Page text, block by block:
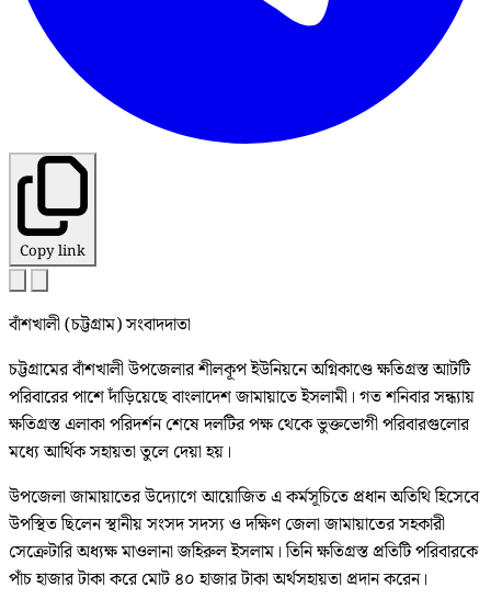
Copy link
বাঁশখালী (চট্টগ্রাম) সংবাদদাতা
চট্টগ্রামের বাঁশখালী উপজেলার শীলকূপ ইউনিয়নে অগ্নিকাণ্ডে ক্ষতিগ্রস্ত আটটি
পরিবারের পাশে দাঁড়িয়েছে বাংলাদেশ জামায়াতে ইসলামী। গত শনিবার সন্ধ্যায়
ক্ষতিগ্রস্ত এলাকা পরিদর্শন শেষে দলটির পক্ষ থেকে ভুক্তভোগী পরিবারগুলোর
মধ্যে আর্থিক সহায়তা তুলে দেয়া হয়।
উপজেলা জামায়াতের উদ্যোগে আয়োজিত এ কর্মসূচিতে প্রধান অতিথি হিসেবে
উপস্থিত ছিলেন স্থানীয় সংসদ সদস্য ও দক্ষিণ জেলা জামায়াতের সহকারী
সেক্রেটারি অধ্যক্ষ মাওলানা জহিরুল ইসলাম। তিনি ক্ষতিগ্রস্ত প্রতিটি পরিবারকে
পাঁচ হাজার টাকা করে মোট ৪০ হাজার টাকা অর্থসহায়তা প্রদান করেন।